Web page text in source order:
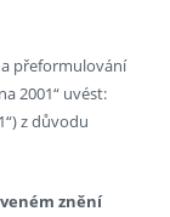
přeformulování
2001“ uvést:
z důvodu
znění